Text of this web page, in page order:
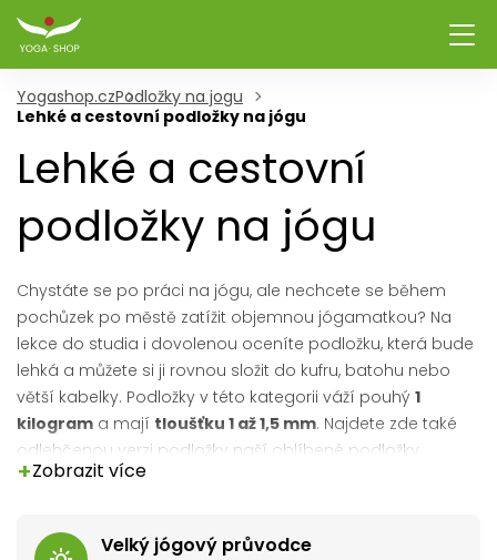
Yogashop.czPodložky na jogu
Lehké a cestovní podložky na jógu
Lehké a cestovní
podložky na jógu
Chystáte se po práci na jógu, ale nechcete se během
pochůzek po městě zatížit objemnou jógamatkou? Na
lekce do studia i dovolenou oceníte podložku, která bude
lehká a můžete si ji rovnou složit do kufru, batohu nebo
větší kabelky. Podložky v této kategorii váží pouhý 1
kilogram a mají tloušťku 1 až 1,5 mm. Najdete zde také
odlehčenou verzi podložky naší oblíbené podložky
Natural Eco Light
vaše cvičení.
+Zobrazit více
Velký jógový průvodce